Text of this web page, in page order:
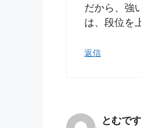
だから、強
は、段位を
返信
とむです